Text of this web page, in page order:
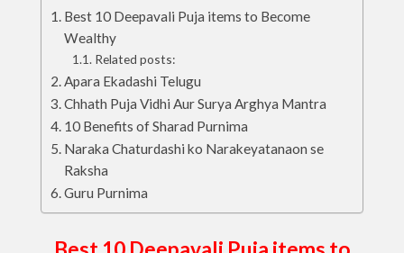
Best 10 Deepavali Puja items to Become
Wealthy
Related posts:
Apara Ekadashi Telugu
Chhath Puja Vidhi Aur Surya Arghya Mantra
10 Benefits of Sharad Purnima
Naraka Chaturdashi ko Narakeyatanaon se
Raksha
Guru Purnima